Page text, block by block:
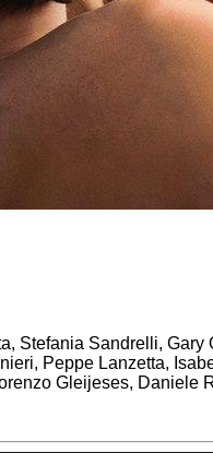
Stefania Sandrelli, Gary
Peppe Lanzetta,
Gleijeses, Daniele